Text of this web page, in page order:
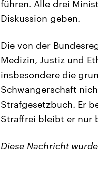
führen. Alle drei
Diskussion geben.
Die von der
Medizin, Justiz und
insbesondere die
Schwangerschaft
Strafgesetzbuch. Er
Straffrei bleibt er nur
Diese Nachricht